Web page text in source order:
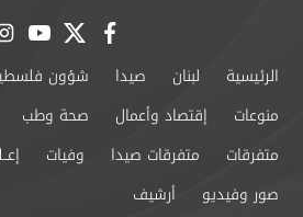
facebook
twitter
الرئيسية لبنان صيدا شؤون
منوعات
إقتصاد وأعمال صحة وطب
متفرقات
متفرقات صيدا وفيات
صور وفيديو
أرشيف